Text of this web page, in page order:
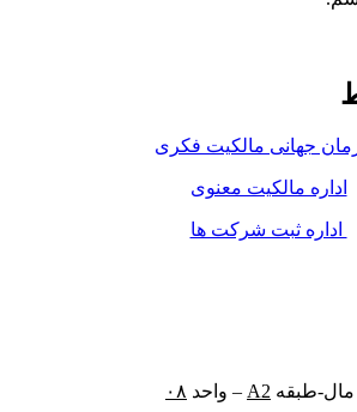
جهانی مالکیت فکری
اداره مالکیت معنوی
اداره ثبت شرکت ها
طبقه A2 – واحد ۰۸